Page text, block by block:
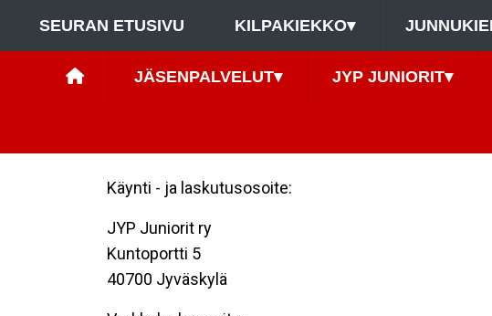
SEURAN ETUSIVU KILPAKIEKKO▾
JÄSENPALVELUT▾ JYP JUNIORIT▾
Käynti - ja laskutusosoite:
JYP Juniorit ry
Kuntoportti 5
40700 Jyväskylä